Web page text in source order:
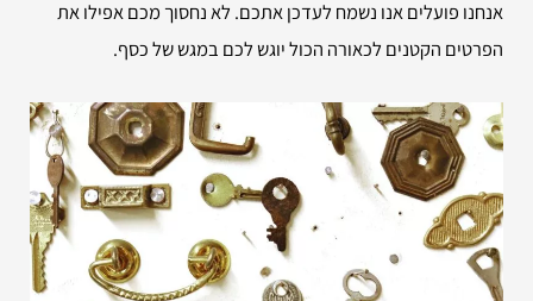
אנחנו פועלים אנו נשמח לעדכן אתכם. לא נחסוך מכם אפילו את
הפרטים הקטנים לכאורה הכול יוגש לכם במגש של כסף.